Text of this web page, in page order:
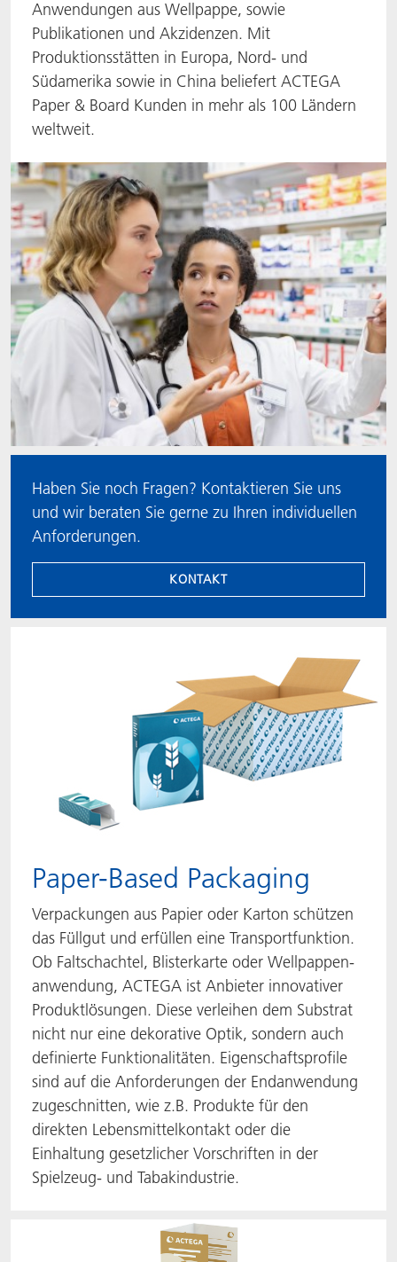
Anwendungen aus Wellpappe, sowie
Publikationen und Akzidenzen. Mit
Produktionsstätten in Europa, Nord- und
Südamerika sowie in China beliefert ACTEGA
Paper & Board Kunden in mehr als 100 Ländern
weltweit.
Haben Sie noch Fragen? Kontaktieren Sie uns
und wir beraten Sie gerne zu Ihren individuellen
Anforderungen.
KONTAKT
Paper-Based Packaging
Verpackungen aus Papier oder Karton schützen
das Füllgut und erfüllen eine Transportfunktion.
Ob Faltschachtel, Blisterkarte oder Wellpappen-
anwendung, ACTEGA ist Anbieter innovativer
Produktlösungen. Diese verleihen dem Substrat
nicht nur eine dekorative Optik, sondern auch
definierte Funktionalitäten. Eigenschaftsprofile
sind auf die Anforderungen der Endanwendung
zugeschnitten, wie z.B. Produkte für den
direkten Lebensmittelkontakt oder die
Einhaltung gesetzlicher Vorschriften in der
Spielzeug- und Tabakindustrie.
ACTNext
BlisterKote
FoodClass
FoodSafe
MotionCoat
PakSafe
PROVALIN
Let's ACT
FAQ
ACTEGA Rhenacoat
ACTEGA Schmid Rhyner